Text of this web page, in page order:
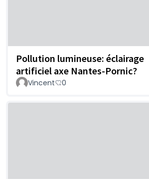
Pollution lumineuse: éclairage
artificiel axe Nantes-Pornic?
Vincent 0